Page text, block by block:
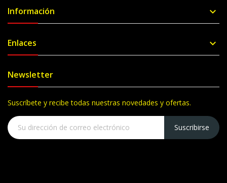
Información 
Enlaces 
Newsletter
Suscríbete y recibe todas nuestras novedades y ofertas.
Suscribirse